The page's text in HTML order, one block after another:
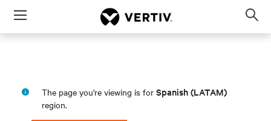
Menu
The page you're viewing is for Spanish (LATAM)
region.